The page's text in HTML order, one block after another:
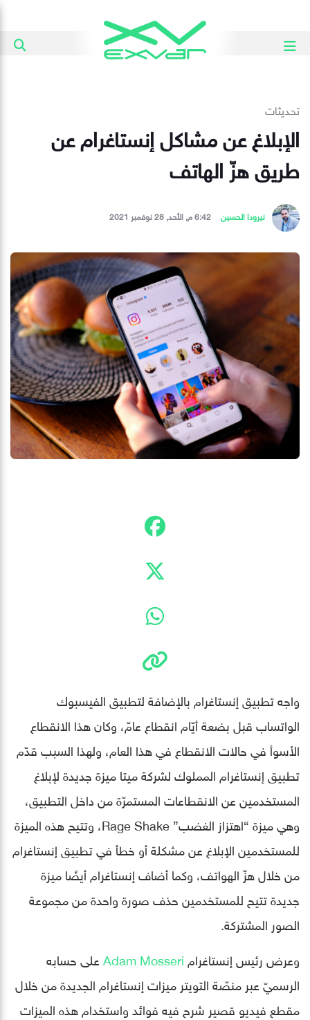
تحديثات
الإبلاغ عن مشاكل إنستاغرام عن
طريق هزّ الهاتف
نيرودا الحسين 6:42 م, الأحد, 28 نوفمبر 2021
واجه تطبيق إنستاغرام بالإضافة لتطبيق الفيسبوك
الواتساب قبل بضعة أيّام انقطاع عامّ، وكان هذا الانقطاع
الأسوأ في حالات الانقطاع في هذا العام، ولهذا السبب قدّم
تطبيق إنستاغرام المملوك لشركة ميتا ميزة جديدة لإبلاغ
المستخدمين عن الانقطاعات المستمرّة من داخل التطبيق،
وهي ميزة “اهتزاز الغضب” Rage Shake، وتتيح هذه الميزة
للمستخدمين الإبلاغ عن مشكلة أو خطأ في تطبيق إنستاغرام
من خلال هزّ الهواتف، وكما أضاف إنستاغرام أيضًا ميزة
جديدة تتيح للمستخدمين حذف صورة واحدة من مجموعة
الصور المشتركة.
وعرض رئيس إنستاغرام Adam Mosseriعلى حسابه
الرسميّ عبر منصّة التويتر ميزات إنستاغرام الجديدة من خلال
مقطع فيديو قصير شرح فيه فوائد واستخدام هذه الميزات